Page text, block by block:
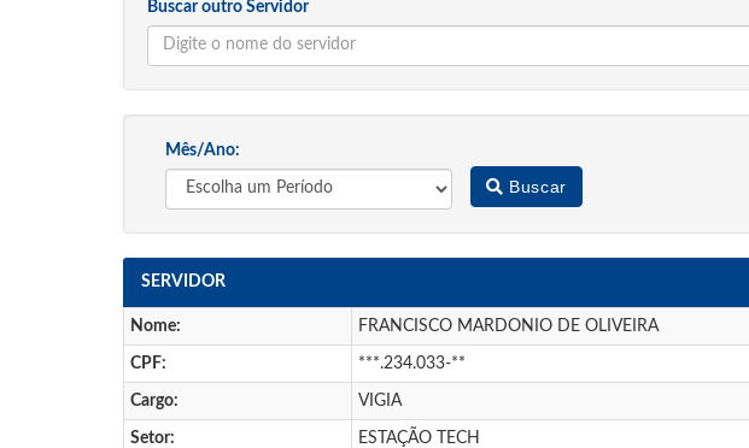
Buscar outro Servidor
Mês/Ano:
Buscar
SERVIDOR
Nome: FRANCISCO MARDONIO DE OLIVEIRA
CPF: ***.234.033-**
Cargo: VIGIA
Setor: ESTAÇÃO TECH